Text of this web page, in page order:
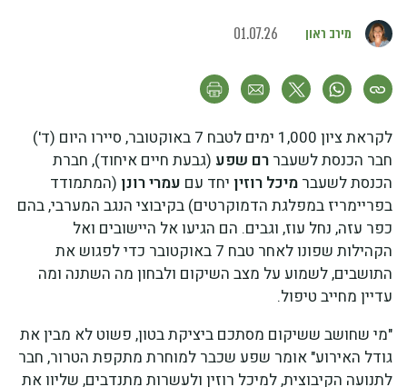
מירב ראון 01.07.26
לקראת ציון 1,000 ימים לטבח 7 באוקטובר, סיירו היום (ד')
חבר הכנסת לשעבר רם שפע (גבעת חיים איחוד), חברת
הכנסת לשעבר מיכל רוזין יחד עם עמרי רונן (המתמודד
בפריימריז במפלגת הדמוקרטים) בקיבוצי הנגב המערבי, בהם
כפר עזה, נחל עוז, וגבים. הם הגיעו אל היישובים ואל
הקהילות שפונו לאחר טבח 7 באוקטובר כדי לפגוש את
התושבים, לשמוע על מצב השיקום ולבחון מה השתנה ומה
עדיין מחייב טיפול.
"מי שחושב ששיקום מסתכם ביציקת בטון, פשוט לא מבין את
גודל האירוע" אומר שפע שכבר למוחרת מתקפת הטרור, חבר
לתנועה הקיבוצית, למיכל רוזין ולעשרות מתנדבים, שליוו את